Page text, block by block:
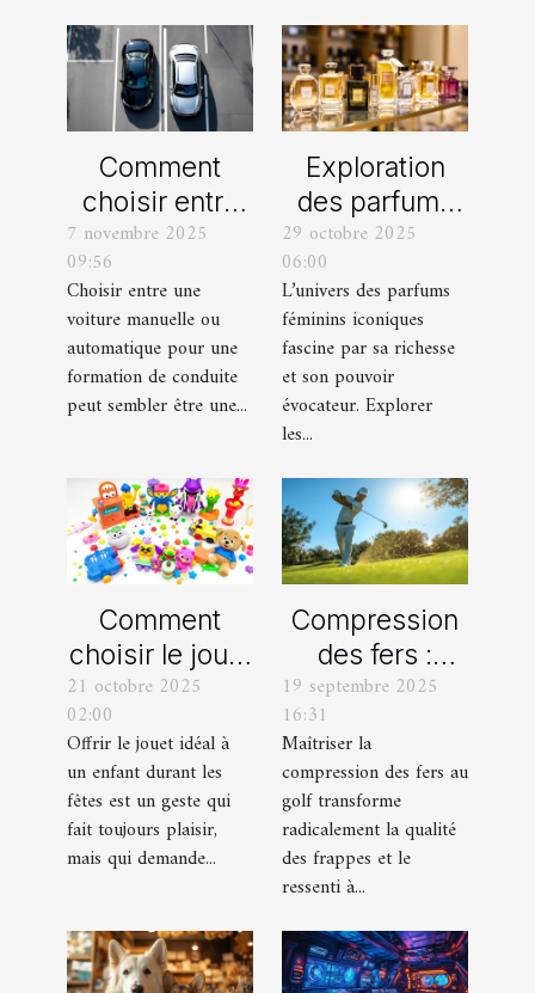
Comment
choisir entre
une voiture
manuelle ou
automatique
pour votre
formation de
conduite ?
7 novembre 2025
09:56
Choisir entre une
voiture manuelle ou
automatique pour une
formation de conduite
peut sembler être une...
Exploration
des parfums
féminins
iconiques et
leurs
variations
29 octobre 2025
06:00
L’univers des parfums
féminins iconiques
fascine par sa richesse
et son pouvoir
évocateur. Explorer
les...
Comment
choisir le jouet
parfait pour
chaque âge
durant les
fêtes ?
21 octobre 2025
02:00
Offrir le jouet idéal à
un enfant durant les
fêtes est un geste qui
fait toujours plaisir,
mais qui demande...
Compression
des fers :
comment
obtenir des
frappes plus
solides ?
19 septembre 2025
16:31
Maîtriser la
compression des fers au
golf transforme
radicalement la qualité
des frappes et le
ressenti à...